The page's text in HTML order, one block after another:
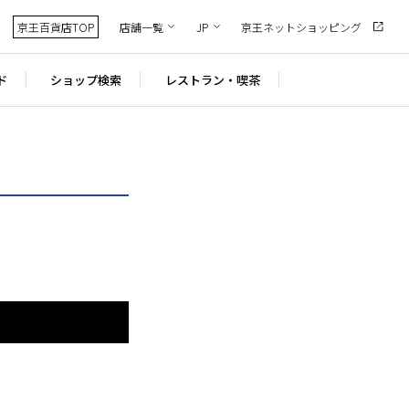
京王百貨店TOP 店舗一覧 JP 京王ネットショッピング
ショップ検索 レストラン・喫茶